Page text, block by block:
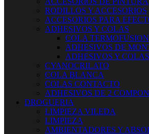
RODILLOS Y ACCESORIOS
ACCESORIOS PARA
ADHESIVOS Y COLAS
COLA
ADHESIVOS DE
ADHESIVOS Y
CYANOCRILATO
COLA BLANCA
COLAS CONTACTO
ADHESIVOS DE 2
DROGUERIA
LIMPIEZA VILEDA
LIMPIEZA
AMBIENTADORES Y